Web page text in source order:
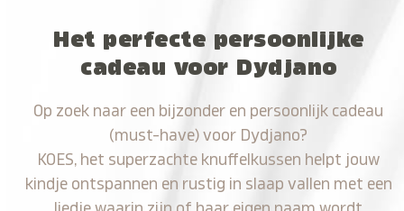
Het perfecte persoonlijke
cadeau voor Dydjano
Op zoek naar een bijzonder en persoonlijk cadeau
(must-have) voor Dydjano?
KOES, het superzachte knuffelkussen helpt jouw
kindje ontspannen en rustig in slaap vallen met een